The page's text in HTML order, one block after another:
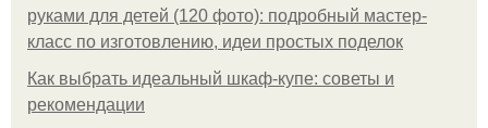
руками для детей (120 фото): подробный мастер-
класс по изготовлению, идеи простых поделок
Как выбрать идеальный шкаф-купе: советы и
рекомендации